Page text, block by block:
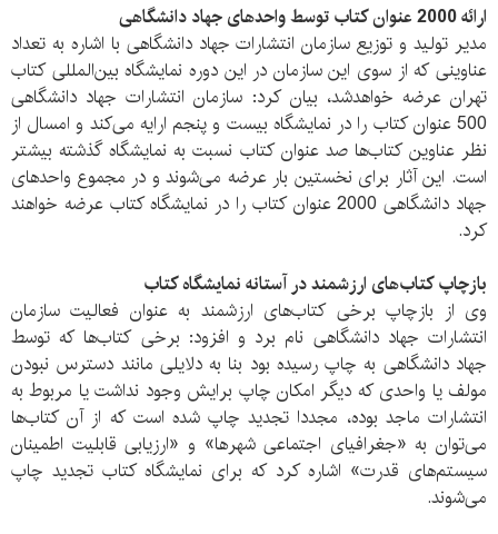
ارائه 2000 عنوان کتاب توسط واحدهای جهاد دانشگاهی
مدیر تولید و توزیع سازمان انتشارات جهاد دانشگاهی با اشاره به تعداد
عناوینی که از سوی این سازمان در این دوره نمایشگاه بین‌المللی کتاب
تهران عرضه خواهدشد، بیان کرد: سازمان انتشارات جهاد دانشگاهی
500 عنوان کتاب را در نمایشگاه بیست و پنجم ارايه می‌کند و امسال از
نظر عناوین کتاب‌ها صد عنوان کتاب نسبت به نمایشگاه گذشته بیشتر
است. این آثار برای نخستین بار عرضه می‌شوند و در مجموع واحدهای
جهاد دانشگاهی 2000 عنوان کتاب را در نمایشگاه کتاب عرضه خواهند
کرد.
بازچاپ کتاب‌های ارزشمند در آستانه نمایشگاه کتاب
وی از بازچاپ برخی کتاب‌های ارزشمند به عنوان فعالیت سازمان
انتشارات جهاد دانشگاهی نام برد و افزود: برخی کتاب‌ها که توسط
جهاد دانشگاهی به چاپ رسیده بود بنا به دلایلی مانند دسترس نبودن
مولف یا واحدی که دیگر امکان چاپ برایش وجود نداشت یا مربوط به
انتشارات ماجد بوده، مجددا تجدید چاپ شده است که از آن کتاب‌ها
می‌توان به «جغرافیای اجتماعی شهرها» و «ارزیابی قابلیت اطمینان
سیستم‌های قدرت» اشاره کرد که برای نمایشگاه کتاب تجدید چاپ
می‌شوند.